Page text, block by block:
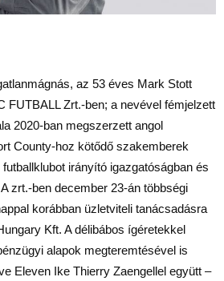
az 53 éves Mark Stott
FUTBALL Zrt.-ben; a nevével fémjelzett
2020-ban megszerzett angol
County-hoz kötődő szakemberek
irányító igazgatóságban és
zrt.-ben december 23-án többségi
korábban üzletviteli tanácsadásra
Kft. A délibábos ígéretekkel
alapok megteremtésével is
Eleven Ike Thierry Zaengellel együtt –